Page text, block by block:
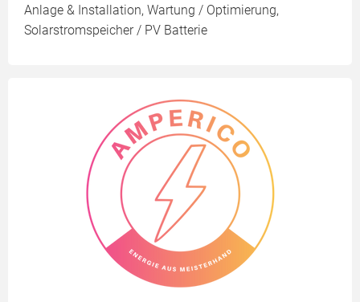
Anlage & Installation, Wartung / Optimierung,
Solarstromspeicher / PV Batterie